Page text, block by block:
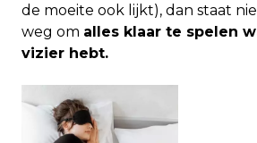
de moeite ook lijkt), dan staat
weg om alles klaar te spelen
vizier hebt.